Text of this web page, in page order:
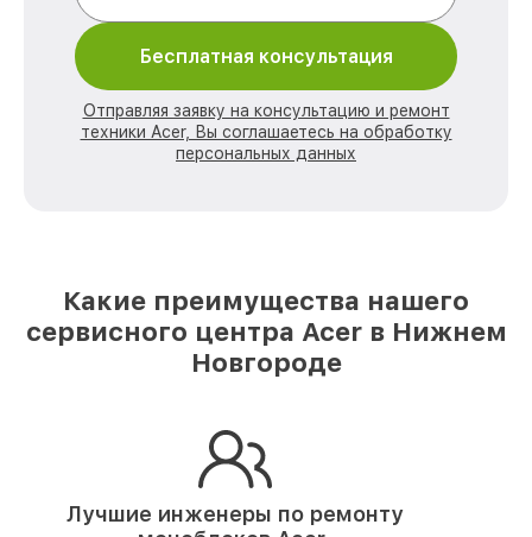
Бесплатная консультация
Отправляя заявку на консультацию и ремонт
техники Acer, Вы соглашаетесь на обработку
персональных данных
Какие преимущества нашего
сервисного центра Acer в Нижнем
Новгороде
Лучшие инженеры по ремонту